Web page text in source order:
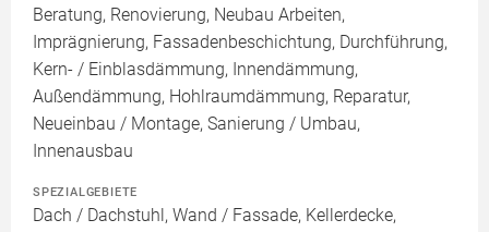
Beratung, Renovierung, Neubau Arbeiten,
Imprägnierung, Fassadenbeschichtung, Durchführung,
Kern- / Einblasdämmung, Innendämmung,
Außendämmung, Hohlraumdämmung, Reparatur,
Neueinbau / Montage, Sanierung / Umbau,
Innenausbau
SPEZIALGEBIETE
Dach / Dachstuhl, Wand / Fassade, Kellerdecke,